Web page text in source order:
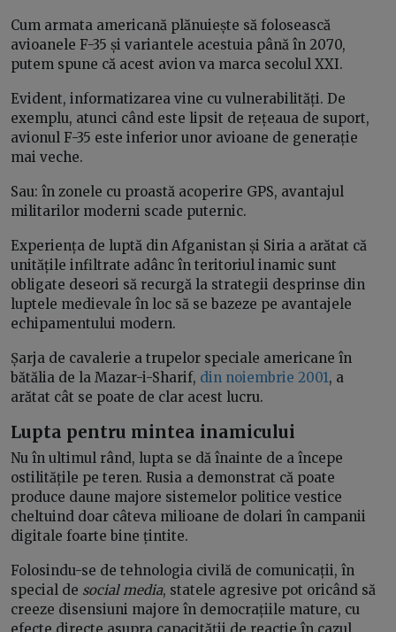
Cum armata americană plănuiește să folosească
avioanele F-35 și variantele acestuia până în 2070,
putem spune că acest avion va marca secolul XXI.
Evident, informatizarea vine cu vulnerabilități. De
exemplu, atunci când este lipsit de rețeaua de suport,
avionul F-35 este inferior unor avioane de generație
mai veche.
Sau: în zonele cu proastă acoperire GPS, avantajul
militarilor moderni scade puternic.
Experiența de luptă din Afganistan și Siria a arătat că
unitățile infiltrate adânc în teritoriul inamic sunt
obligate deseori să recurgă la strategii desprinse din
luptele medievale în loc să se bazeze pe avantajele
echipamentului modern.
Șarja de cavalerie a trupelor speciale americane în
bătălia de la Mazar-i-Sharif, din noiembrie 2001, a
arătat cât se poate de clar acest lucru.
Lupta pentru mintea inamicului
Nu în ultimul rând, lupta se dă înainte de a începe
ostilitățile pe teren. Rusia a demonstrat că poate
produce daune majore sistemelor politice vestice
cheltuind doar câteva milioane de dolari în campanii
digitale foarte bine țintite.
Folosindu-se de tehnologia civilă de comunicații, în
special de social media, statele agresive pot oricând să
creeze disensiuni majore în democrațiile mature, cu